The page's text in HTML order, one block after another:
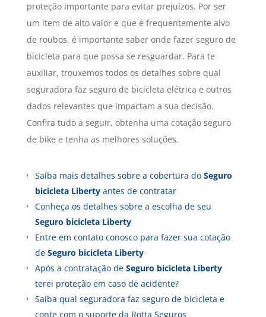
proteção importante para evitar prejuízos. Por ser
um item de alto valor e que é frequentemente alvo
de roubos, é importante saber onde fazer seguro de
bicicleta para que possa se resguardar. Para te
auxiliar, trouxemos todos os detalhes sobre qual
seguradora faz seguro de bicicleta elétrica e outros
dados relevantes que impactam a sua decisão.
Confira tudo a seguir, obtenha uma cotação seguro
de bike e tenha as melhores soluções.
Saiba mais detalhes sobre a cobertura do Seguro
bicicleta Libertyantes de contratar
Conheça os detalhes sobre a escolha de seu
Seguro bicicleta Liberty
Entre em contato conosco para fazer sua cotação
de Seguro bicicleta Liberty
Após a contratação de Seguro bicicleta Liberty
terei proteção em caso de acidente?
Saiba qual seguradora faz seguro de bicicleta e
conte com o suporte da Rotta Seguros